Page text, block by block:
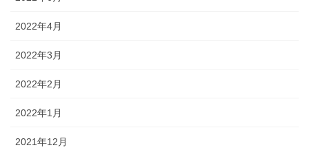
2022年4月
2022年3月
2022年2月
2022年1月
2021年12月